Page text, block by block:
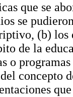
que se
se
(b)
de la
o
concepto